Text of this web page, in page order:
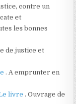
contre un
et
les bonnes
de justice et
. A emprunter en
livre. Ouvrage de